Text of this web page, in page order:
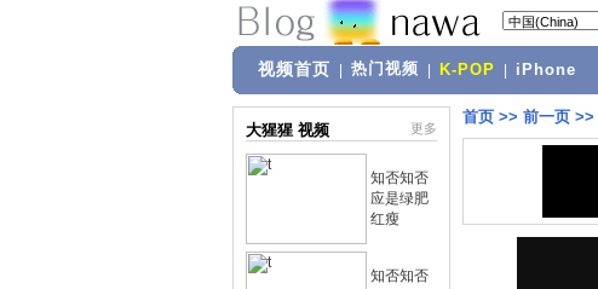
视频首页 热门视频 K-POP iPhone
大猩猩 视频 更多
知否知否
应是绿肥
红瘦
知否知否
首页 >> 前一页 >>